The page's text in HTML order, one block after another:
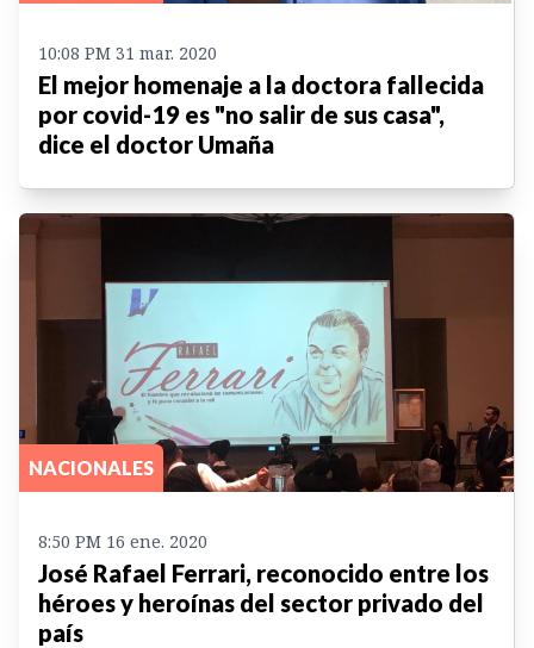
10:08 PM 31 mar. 2020
El mejor homenaje a la doctora fallecida
por covid-19 es "no salir de sus casa",
dice el doctor Umaña
NACIONALES
8:50 PM 16 ene. 2020
José Rafael Ferrari, reconocido entre los
héroes y heroínas del sector privado del
país